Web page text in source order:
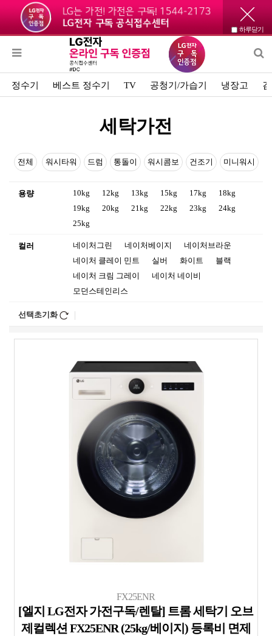
하루닫기
정수기 베스트 정수기 TV 공청기/가습기 냉장고
세탁가전
전체 워시타워 드럼 통돌이 워시콤보 건조기 미니워시
용량 10kg 12kg 13kg 15kg 17kg
18kg
19kg
20kg 21kg 22kg 23kg
24kg
25kg
컬러 네이처그린 네이처베이지
네이처브라운
네이처 클레이 민트
실버 화이트
블랙
네이처 크림 그레이
네이처 네이비
모던스테인리스
선택초기화
FX25ENR
[엘지 LG전자 가전구독/렌탈] 트롬 세탁기 오브
제컬렉션 FX25ENR (25kg/베이지) 등록비 면제